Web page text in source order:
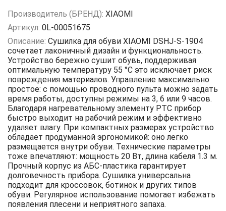
Производитель (БРЕНД): XIAOMI
Артикул: 0L-00051675
Описание: Сушилка для обуви XIAOMI DSHJ-S-1904
сочетает лаконичный дизайн и функциональность.
Устройство бережно сушит обувь, поддерживая
оптимальную температуру 55 °C это исключает риск
повреждения материалов. Управление максимально
простое: с помощью проводного пульта можно задать
время работы, доступны режимы на 3, 6 или 9 часов.
Благодаря нагревательному элементу PTC прибор
быстро выходит на рабочий режим и эффективно
удаляет влагу. При компактных размерах устройство
обладает продуманной эргономикой: оно легко
размещается внутри обуви. Технические параметры
тоже впечатляют: мощность 20 Вт, длина кабеля 1.3 м.
Прочный корпус из АБС‑пластика гарантирует
долговечность прибора. Сушилка универсальна
подходит для кроссовок, ботинок и других типов
обуви. Регулярное использование помогает избежать
появления плесени и неприятного запаха.